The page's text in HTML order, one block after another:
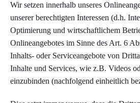
Wir setzen innerhalb unseres
unserer berechtigten Interessen (d.h.
Optimierung und wirtschaftlichem
Onlineangebotes im Sinne des Art. 6
Inhalts- oder Serviceangebote von
Inhalte und Services, wie z.B. Videos
einzubinden (nachfolgend einheitlich